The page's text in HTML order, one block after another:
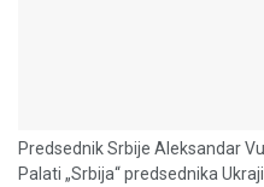
Predsednik Srbije Aleksandar
Palati „Srbija“ predsednika